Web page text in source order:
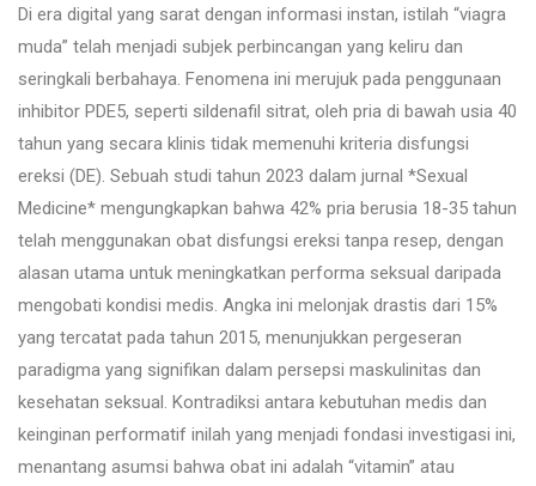
Di era digital yang sarat dengan informasi instan, istilah “viagra
muda” telah menjadi subjek perbincangan yang keliru dan
seringkali berbahaya. Fenomena ini merujuk pada penggunaan
inhibitor PDE5, seperti sildenafil sitrat, oleh pria di bawah usia 40
tahun yang secara klinis tidak memenuhi kriteria disfungsi
ereksi (DE). Sebuah studi tahun 2023 dalam jurnal *Sexual
Medicine* mengungkapkan bahwa 42% pria berusia 18-35 tahun
telah menggunakan obat disfungsi ereksi tanpa resep, dengan
alasan utama untuk meningkatkan performa seksual daripada
mengobati kondisi medis. Angka ini melonjak drastis dari 15%
yang tercatat pada tahun 2015, menunjukkan pergeseran
paradigma yang signifikan dalam persepsi maskulinitas dan
kesehatan seksual. Kontradiksi antara kebutuhan medis dan
keinginan performatif inilah yang menjadi fondasi investigasi ini,
menantang asumsi bahwa obat ini adalah “vitamin” atau